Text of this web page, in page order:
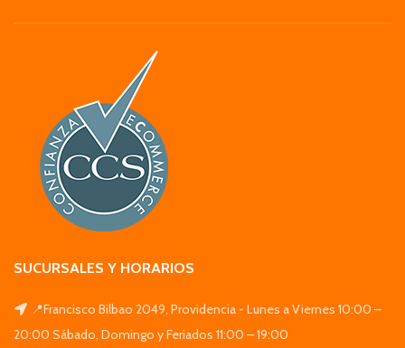
SUCURSALES Y HORARIOS
📍Francisco Bilbao 2049, Providencia - Lunes a Viernes 10:00 –
20:00 Sábado, Domingo y Feriados 11:00 – 19:00